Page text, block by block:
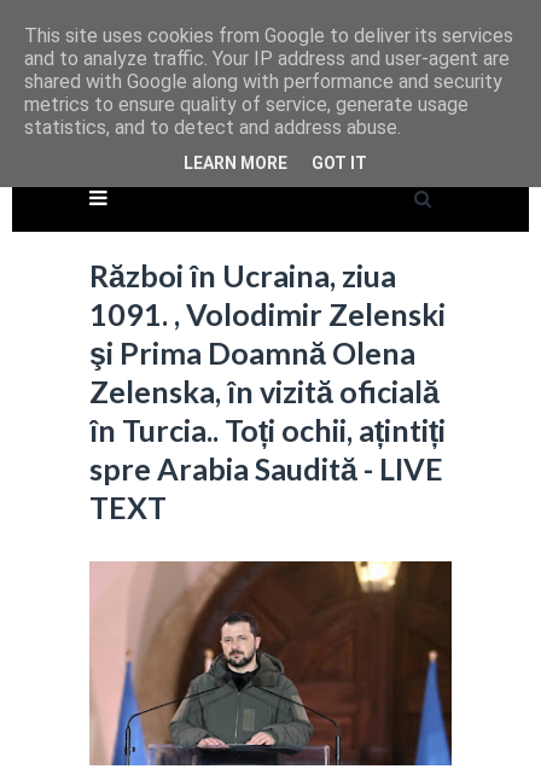
Război în Ucraina, ziua
1091. , Volodimir Zelenski
şi Prima Doamnă Olena
Zelenska, în vizită oficială
în Turcia.. Toți ochii, ațintiți
spre Arabia Saudită - LIVE
TEXT
This site uses cookies from Google to deliver its services
and to analyze traffic. Your IP address and user-agent are
shared with Google along with performance and security
metrics to ensure quality of service, generate usage
statistics, and to detect and address abuse.
LEARN MORE GOT IT